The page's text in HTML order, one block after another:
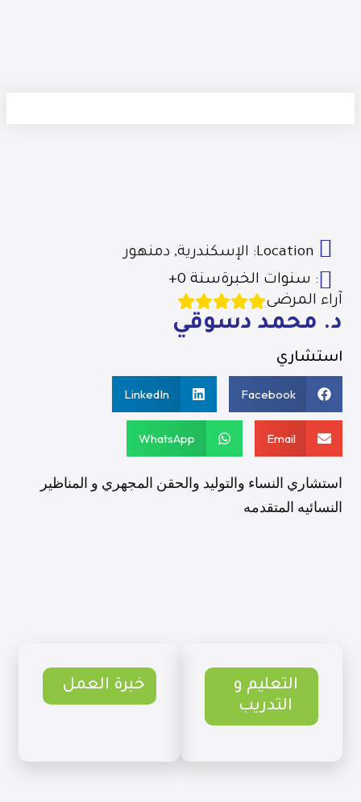
Location: الإسكندرية, دمنهور
سنوات الخبرة :
+0 سنة
آراء المرضى
د. محمد دسوقي
استشاري
Facebook
LinkedIn
Email
WhatsApp
استشاري النساء والتوليد والحقن المجهري و المناظير
النسائيه المتقدمه
التعليم و
التدريب
خبرة العمل